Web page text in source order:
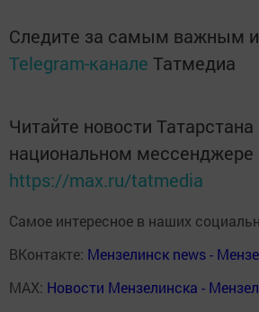
Следите за самым важным
Telegram-канале Татмедиа
Читайте новости Татарстана
национальном
https://max.ru/tatmedia
Самое интересное в наших
ВКонтакте: Мензелинск news -
MAX: Новости Мензелинска -